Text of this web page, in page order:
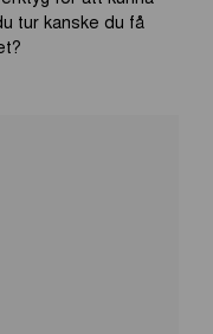
tur kanske du få